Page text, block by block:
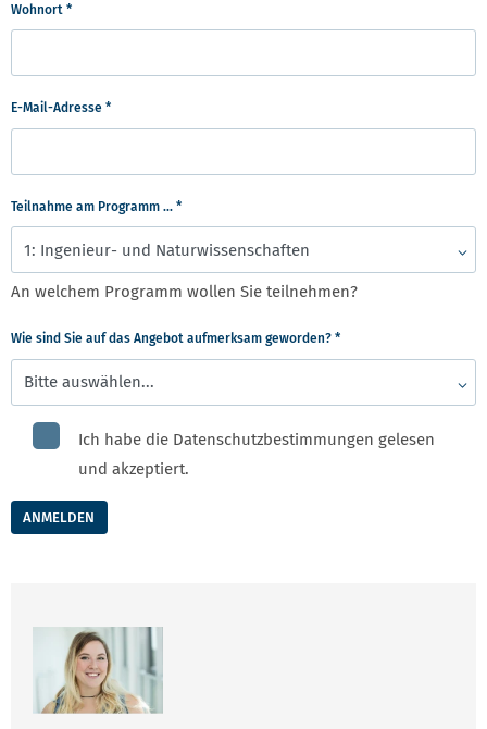
Wohnort *
E-Mail-Adresse *
Teilnahme am Programm ... *
An welchem Programm wollen Sie teilnehmen?
Wie sind Sie auf das Angebot aufmerksam geworden? *
Ich habe die Datenschutzbestimmungen gelesen
und akzeptiert.
ANMELDEN